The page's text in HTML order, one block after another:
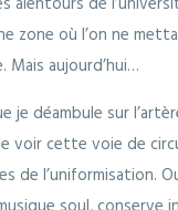
zone où l’on ne
Mais aujourd’hui…
je déambule sur
voir cette voie de
de l’uniformisation.